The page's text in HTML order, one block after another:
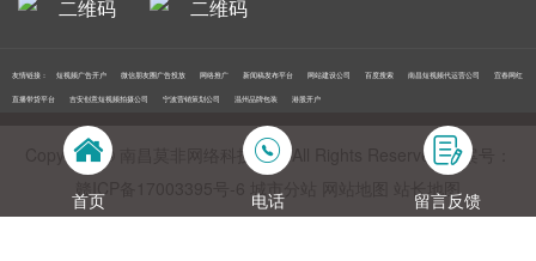
告等等业务！在江西更多人选择南昌莫非传媒！
友情链接： 短视频广告开户 微信朋友圈广告投放 网络推广 新闻稿发布平台 网站建设公司 百度搜索 南昌短视频代运营公司 宜春网红
直播带货平台 吉安创意短视频拍摄公司 宁波营销策划公司 温州品牌包装 港股开户
Copyright © 南昌莫非网络科技公司 All Rights Reserved 备案号：
赣ICP备17003395号‍-6
城市分站 站长地图
首页 电话 留言反馈